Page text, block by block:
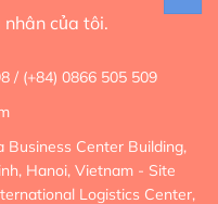
của tôi.
/ (+84) 0866 505 509
Business Center Building,
Hanoi, Vietnam - Site
Logistics Center,